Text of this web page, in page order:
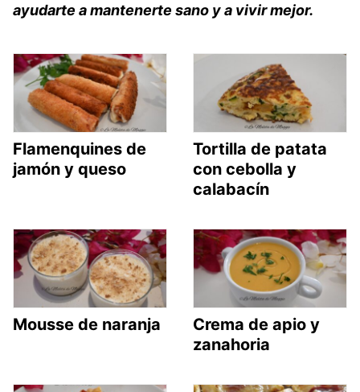
ayudarte a mantenerte sano y a vivir mejor.
Flamenquines de
jamón y queso
Tortilla de patata
con cebolla y
calabacín
Mousse de naranja
Crema de apio y
zanahoria